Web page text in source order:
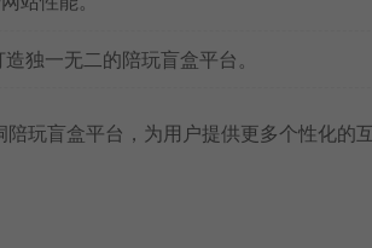
独一无二的陪玩盲盒平台。
玩盲盒平台，为用户提供更多个性化的互